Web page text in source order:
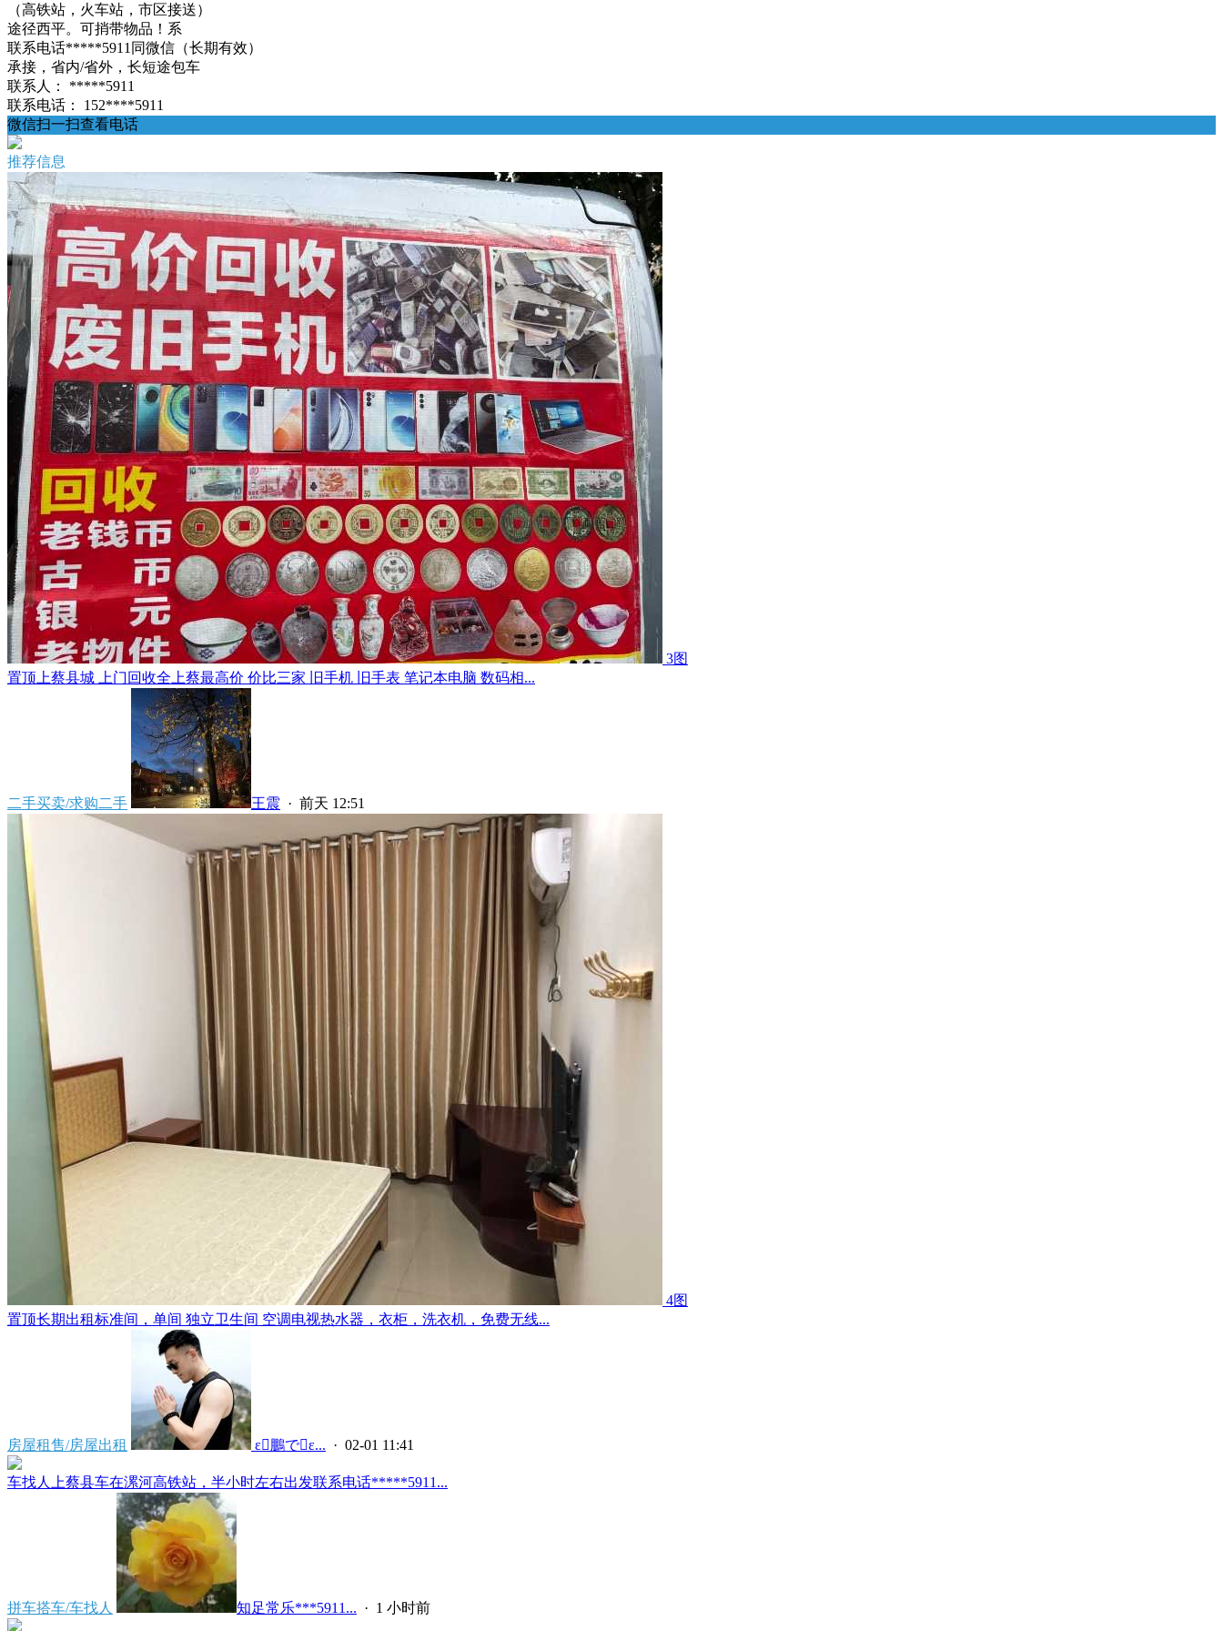
（高铁站，火车站，市区接送）
途径西平。可捎带物品！系
联系电话*****5911同微信（长期有效）
承接，省内/省外，长短途包车
联系人：
*****5911
联系电话：
152****5911
微信扫一扫查看电话
推荐信息
3图
置顶 上蔡县城 上门回收全上蔡最高价 价比三家 旧手机 旧手表 笔记本电脑 数码相...
二手买卖/求购二手 王震 · 前天 12:51
4图
置顶长期出租标准间，单间 独立卫生间 空调电视热水器，衣柜，洗衣机，免费无线...
房屋租售/房屋出租  ε鵬でε... · 02-01 11:41
车找人上蔡县车在漯河高铁站，半小时左右出发联系电话*****5911...
拼车搭车/车找人 知足常乐***5911... · 1 小时前